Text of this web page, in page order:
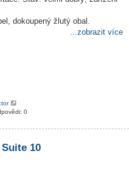
dokoupený žlutý obal.
...zobrazit více
0
10